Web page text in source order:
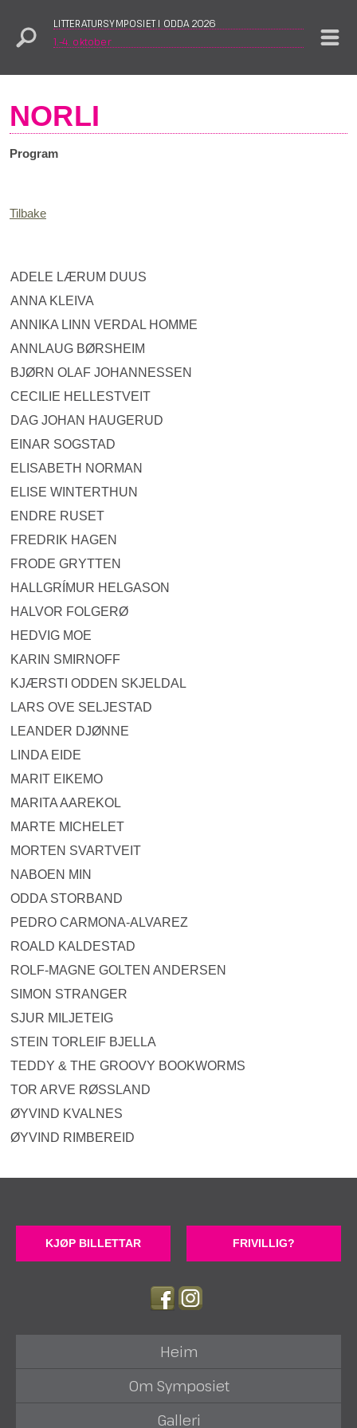
LITTERATURSYMPOSIET I ODDA 2026
1.–4. oktober
ADELE LÆRUM DUUS
ANNA KLEIVA
ANNIKA LINN VERDAL HOMME
ANNLAUG BØRSHEIM
BJØRN OLAF JOHANNESSEN
CECILIE HELLESTVEIT
DAG JOHAN HAUGERUD
EINAR SOGSTAD
ELISABETH NORMAN
ELISE WINTERTHUN
ENDRE RUSET
FREDRIK HAGEN
FRODE GRYTTEN
HALLGRÍMUR HELGASON
HALVOR FOLGERØ
HEDVIG MOE
KARIN SMIRNOFF
KJÆRSTI ODDEN SKJELDAL
LARS OVE SELJESTAD
LEANDER DJØNNE
LINDA EIDE
MARIT EIKEMO
MARITA AAREKOL
MARTE MICHELET
MORTEN SVARTVEIT
NABOEN MIN
ODDA STORBAND
PEDRO CARMONA-ALVAREZ
ROALD KALDESTAD
ROLF-MAGNE GOLTEN ANDERSEN
SIMON STRANGER
SJUR MILJETEIG
STEIN TORLEIF BJELLA
TEDDY & THE GROOVY BOOKWORMS
TOR ARVE RØSSLAND
ØYVIND KVALNES
ØYVIND RIMBEREID
NORLI
Program
Tilbake
KJØP BILLETTAR FRIVILLIG?
Heim
Om Symposiet
Galleri